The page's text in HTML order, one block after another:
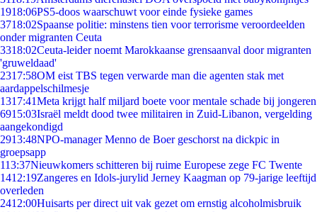
1918:06PS5-doos waarschuwt voor einde fysieke games
3718:02Spaanse politie: minstens tien voor terrorisme veroordeelden
onder migranten Ceuta
3318:02Ceuta-leider noemt Marokkaanse grensaanval door migranten
'gruweldaad'
2317:58OM eist TBS tegen verwarde man die agenten stak met
aardappelschilmesje
1317:41Meta krijgt half miljard boete voor mentale schade bij jongeren
6915:03Israël meldt dood twee militairen in Zuid-Libanon, vergelding
aangekondigd
2913:48NPO-manager Menno de Boer geschorst na dickpic in
groepsapp
113:37Nieuwkomers schitteren bij ruime Europese zege FC Twente
1412:19Zangeres en Idols-jurylid Jerney Kaagman op 79-jarige leeftijd
overleden
2412:00Huisarts per direct uit vak gezet om ernstig alcoholmisbruik